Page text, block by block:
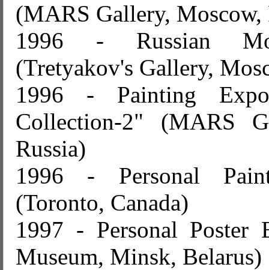
(MARS Gallery, Moscow,
1996 - Russian
(Tretyakov's Gallery,
1996 - Painting
Collection-2" (MARS
Russia)
1996 - Personal
(Toronto, Canada)
1997 - Personal Poster
Museum, Minsk, Belarus)